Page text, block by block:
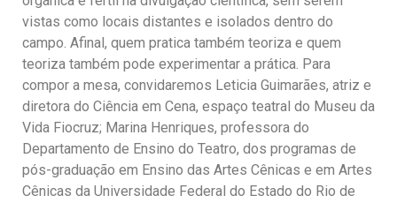
vistas como locais distantes e isolados dentro do
campo. Afinal, quem pratica também teoriza e quem
teoriza também pode experimentar a prática. Para
compor a mesa, convidaremos Leticia Guimarães, atriz e
diretora do Ciência em Cena, espaço teatral do Museu da
Vida Fiocruz; Marina Henriques, professora do
Departamento de Ensino do Teatro, dos programas de
pós-graduação em Ensino das Artes Cênicas e em Artes
Cênicas da Universidade Federal do Estado do Rio de